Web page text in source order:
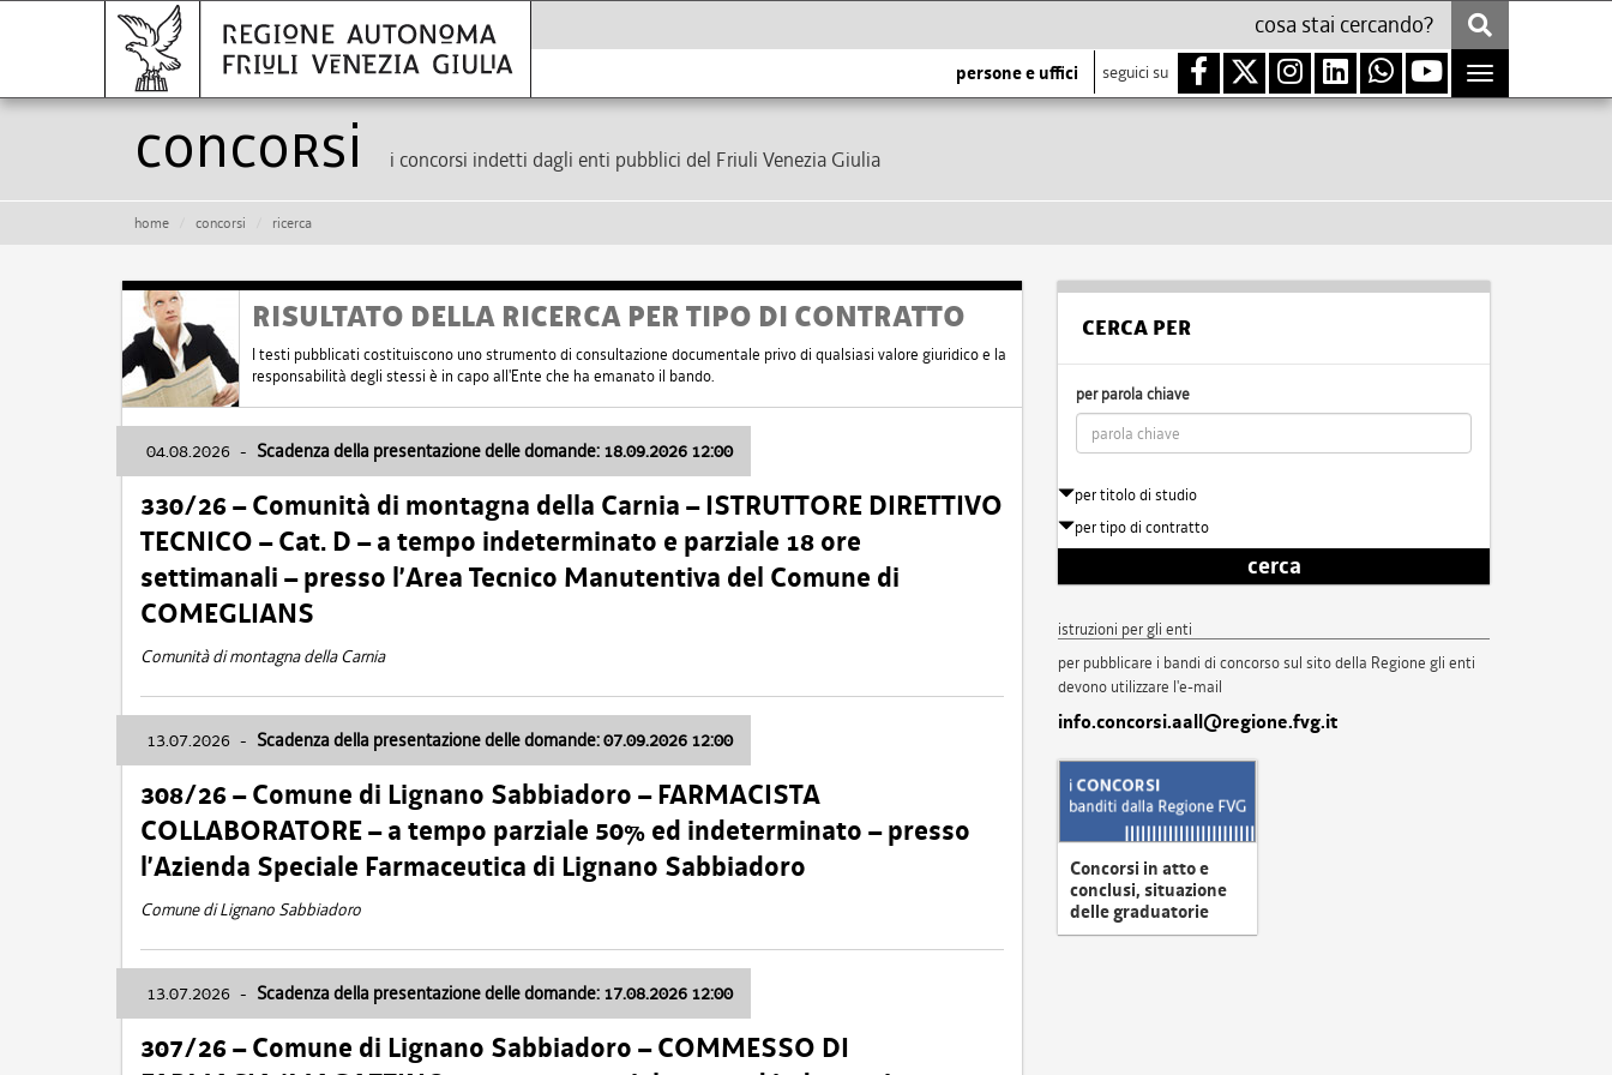
persone e uffici seguici su
Toggle
navigation
Concorsi i concorsi indetti dagli enti pubblici del Friuli Venezia Giulia
home concorsi ricerca
RISULTATO DELLA RICERCA PER TIPO DI CONTRATTO
I testi pubblicati costituiscono uno strumento di consultazione documentale privo di qualsiasi valore giuridico e la
responsabilità degli stessi è in capo all'Ente che ha emanato il bando.
04.08.2026 - Scadenza della presentazione delle domande: 18.09.2026 12:00
330/26 – Comunità di montagna della Carnia – ISTRUTTORE DIRETTIVO
TECNICO – Cat. D – a tempo indeterminato e parziale 18 ore
settimanali – presso l’Area Tecnico Manutentiva del Comune di
COMEGLIANS
Comunità di montagna della Carnia
13.07.2026 - Scadenza della presentazione delle domande: 07.09.2026 12:00
308/26 – Comune di Lignano Sabbiadoro – FARMACISTA
COLLABORATORE – a tempo parziale 50% ed indeterminato – presso
l’Azienda Speciale Farmaceutica di Lignano Sabbiadoro
Comune di Lignano Sabbiadoro
13.07.2026 - Scadenza della presentazione delle domande: 17.08.2026 12:00
307/26 – Comune di Lignano Sabbiadoro – COMMESSO DI
CERCA PER
per parola chiave
per titolo di studio
per tipo di contratto
cerca
istruzioni per gli enti
per pubblicare i bandi di concorso sul sito della Regione gli enti
devono utilizzare l'e-mail
info.concorsi.aall@regione.fvg.it
Concorsi in atto e
conclusi, situazione
delle graduatorie